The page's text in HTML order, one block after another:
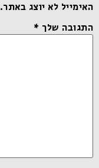
האימייל לא יוצג באתר.
התגובה שלך *